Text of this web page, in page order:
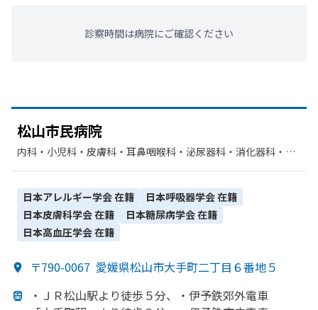
診察時間は病院にご確認ください
松山市民病院
内科・​小児科・​皮膚科・​耳鼻咽喉科・​泌尿器科・​消化器科・​呼
神経内科・​臨床検査・病理診断・​心臓血管外科・​リハビリテー
ション・​呼吸器外科・​救急科・​循環器科・​麻酔科
日本アレルギー学会在籍 日本呼吸器学会在籍
日本皮膚科学会在籍 日本糖尿病学会在籍
日本高血圧学会在籍
〒790-0067 愛媛県松山市大手町二丁目６番地５
・ＪＲ松山駅より徒歩５分、
・伊予鉄郊外電車